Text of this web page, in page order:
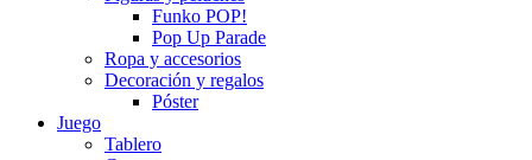
Funko POP!
Pop Up Parade
Ropa y accesorios
Decoración y regalos
Póster
Juego
Tablero